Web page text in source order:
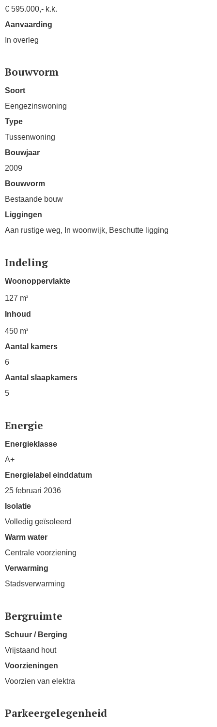
€ 595.000,- k.k.
Aanvaarding
In overleg
Bouwvorm
Soort
Eengezinswoning
Type
Tussenwoning
Bouwjaar
2009
Bouwvorm
Bestaande bouw
Liggingen
Aan rustige weg, In woonwijk, Beschutte ligging
Indeling
Woonoppervlakte
127 m2
Inhoud
450 m3
Aantal kamers
6
Aantal slaapkamers
5
Energie
Energieklasse
A+
Energielabel einddatum
25 februari 2036
Isolatie
Volledig geïsoleerd
Warm water
Centrale voorziening
Verwarming
Stadsverwarming
Bergruimte
Schuur / Berging
Vrijstaand hout
Voorzieningen
Voorzien van elektra
Parkeergelegenheid